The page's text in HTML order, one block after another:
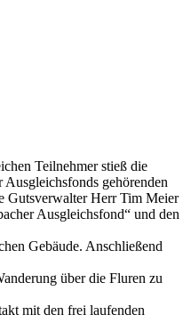
Teilnehmer stieß die
gehörenden
Gutsverwalter Herr Tim Meier
Ausgleichsfond“ und den
Gebäude. Anschließend
über die Fluren zu
mit den frei laufenden